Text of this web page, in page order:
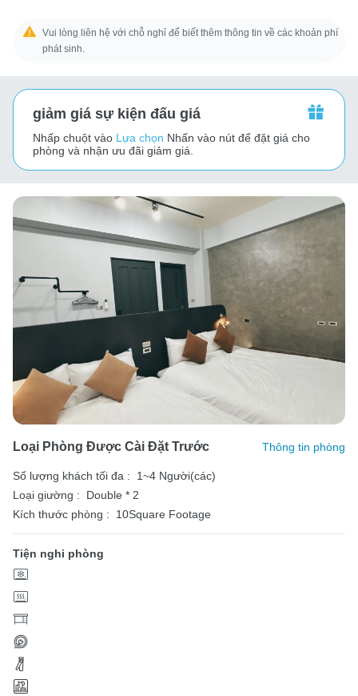
Vui lòng liên hệ với chỗ nghỉ để biết thêm thông tin về các khoản phí
phát sinh.
giảm giá sự kiện đấu giá
Nhấp chuột vào Lựa chọn Nhấn vào nút để đặt giá cho
phòng và nhận ưu đãi giảm giá.
Loại Phòng Được Cài Đặt Trước Thông tin phòng
Số lượng khách tối đa :
1~4 Người(các)
Loại giường :
Double * 2
Kích thước phòng :
10Square Footage
Tiện nghi phòng